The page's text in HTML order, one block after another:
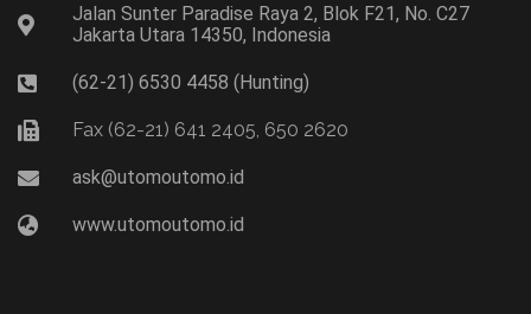
Jalan Sunter Paradise Raya 2, Blok F21, No. C27
Jakarta Utara 14350, Indonesia
(62-21) 6530 4458 (Hunting)
Fax (62-21) 641 2405, 650 2620
ask@utomoutomo.id
www.utomoutomo.id